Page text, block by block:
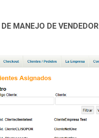
MANEJO DE